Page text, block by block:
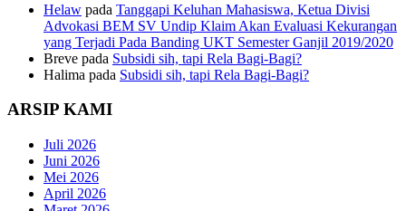
Helaw pada Tanggapi Keluhan Mahasiswa, Ketua Divisi
Advokasi BEM SV Undip Klaim Akan Evaluasi Kekurangan
yang Terjadi Pada Banding UKT Semester Ganjil 2019/2020
Breve pada Subsidi sih, tapi Rela Bagi-Bagi?
Halima pada Subsidi sih, tapi Rela Bagi-Bagi?
ARSIP KAMI
Juli 2026
Juni 2026
Mei 2026
April 2026